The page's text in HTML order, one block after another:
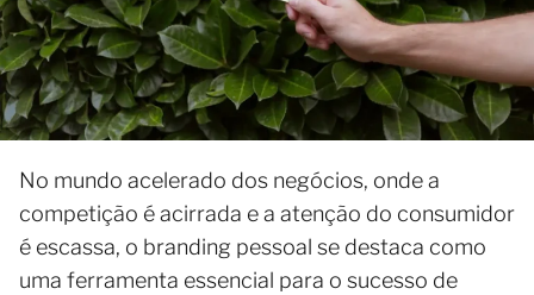
No mundo acelerado dos negócios, onde a
competição é acirrada e a atenção do consumidor
é escassa, o branding pessoal se destaca como
uma ferramenta essencial para o sucesso de